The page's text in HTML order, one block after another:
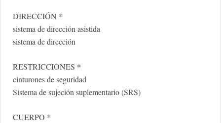
DIRECCIÓN *
sistema de dirección asistida
sistema de dirección
RESTRICCIONES *
cinturones de seguridad
Sistema de sujeción suplementario (SRS)
CUERPO *